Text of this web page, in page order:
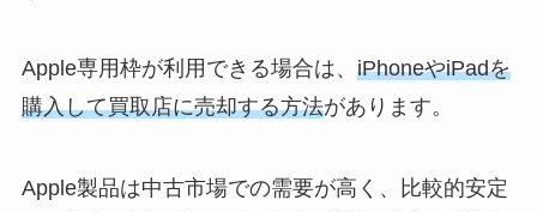
Apple専用枠が利用できる場合は、 iPhoneやiPadを
購入して買取店に売却する方法があります。
Apple製品は中古市場での需要が高く、比較的安定